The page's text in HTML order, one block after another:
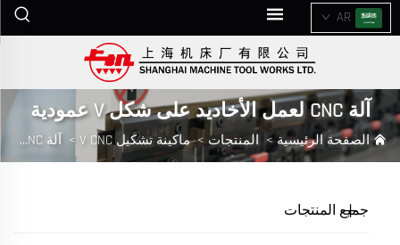
AR
آلة CNC لعمل الأخاديد على شكل V عمودية
الصفحة الرئيسية> المنتجات >ماكينة تشكيل V CNC > آلة CNC لعمل الأخاديد على شكل V عمودية
جميع المنتجات